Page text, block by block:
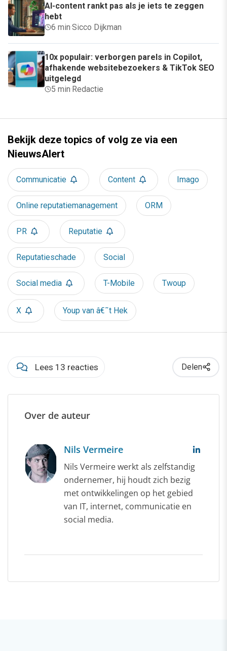
AI-content rankt pas als je iets te zeggen
hebt
6 min·Sicco Dijkman
10x populair: verborgen parels in Copilot,
afhakende websitebezoekers & TikTok SEO
uitgelegd
5 min·Redactie
Bekijk deze topics of volg ze via een
NieuwsAlert
Communicatie Content Imago
Online reputatiemanagement ORM
PR Reputatie
Reputatieschade Social
Social media T-Mobile Twoup
X Youp van â€˜t Hek
Lees 13 reacties Delen
Over de auteur
Nils Vermeire
Nils Vermeire werkt als zelfstandig
ondernemer, hij houdt zich bezig
met ontwikkelingen op het gebied
van IT, internet, communicatie en
social media.